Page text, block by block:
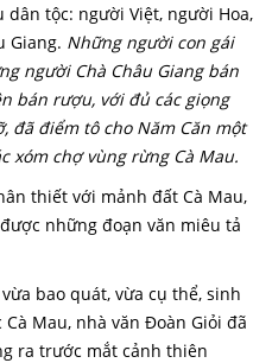
tộc: người Việt, người Hoa,
Giang. Những người con gái
người Chà Châu Giang bán
bán rượu, với đủ các giọng
đã điểm tô cho Năm Căn một
xóm chợ vùng rừng Cà Mau.
thiết với mảnh đất Cà Mau,
những đoạn văn miêu tả
bao quát, vừa cụ thể, sinh
Mau, nhà văn Đoàn Giỏi đã
ra trước mắt cảnh thiên